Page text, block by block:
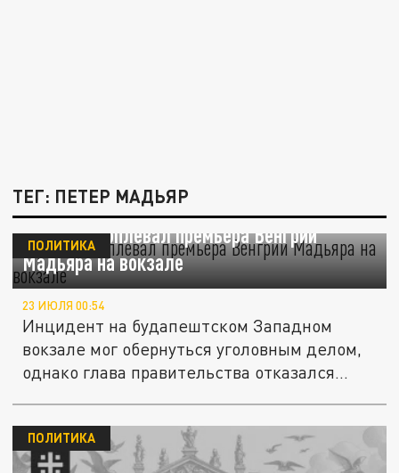
ТЕГ: ПЕТЕР МАДЬЯР
Прохожий оплевал премьера Венгрии
Мадьяра на вокзале
ПОЛИТИКА
23 ИЮЛЯ 00:54
Инцидент на будапештском Западном
вокзале мог обернуться уголовным делом,
однако глава правительства отказался...
ПОЛИТИКА